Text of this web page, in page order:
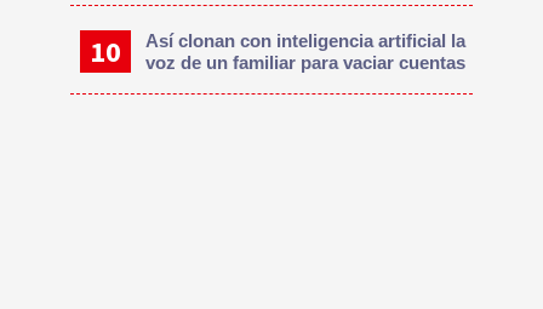
Así clonan con inteligencia artificial la
voz de un familiar para vaciar cuentas